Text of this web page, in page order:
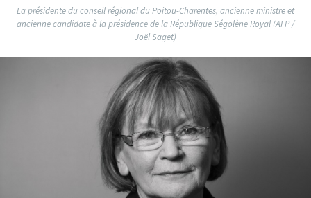
La présidente du conseil régional du Poitou-Charentes, ancienne ministre et
ancienne candidate à la présidence de la République Ségolène Royal (AFP /
Joël Saget)